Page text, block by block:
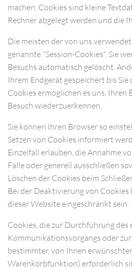
machen. Cookies sind kleine
Rechner abgelegt werden und die
Die meisten der von uns
genannte "Session-Cookies". Sie
Besuchs automatisch gelöscht.
Ihrem Endgerät gespeichert bis Sie
Cookies ermöglichen es uns, Ihren
Besuch wiederzuerkennen.
Sie können Ihren Browser so
Setzen von Cookies informiert
Einzelfall erlauben, die Annahme
Fälle oder generell ausschließen
Löschen der Cookies beim
Bei der Deaktivierung von
dieser Website eingeschränkt sein.
Cookies, die zur Durchführung des
Kommunikationsvorgangs oder
bestimmter, von Ihnen
Warenkorbfunktion) erforderlich